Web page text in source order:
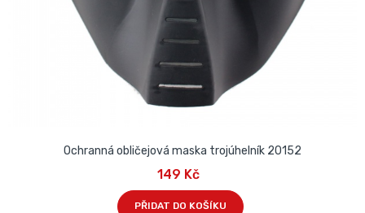
Ochranná obličejová maska trojúhelník 20152
149 Kč
PŘIDAT DO KOŠÍKU